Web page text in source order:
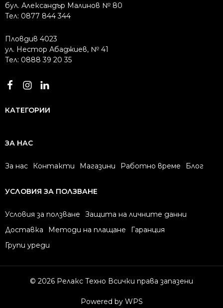
бул. Александър Малинов № 80
Тел: 0877 844 344
Пловдив 4023
ул. Нестор Абаджиев, № 41
Тел: 0888 39 20 35
КАТЕГОРИИ
ЗА НАС
За нас Контакти Магазини Работно време Блог
УСЛОВИЯ ЗА ПОЛЗВАНЕ
Условия за ползване
Защита на личните данни
Доставка
Методи на плащане
Гаранция
Групи уреди
© 2026 Релакс Техно Всички права запазени
Powered by WPS